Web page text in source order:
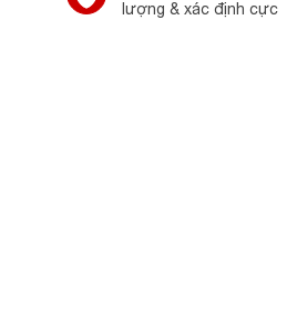
lượng & xác định cực